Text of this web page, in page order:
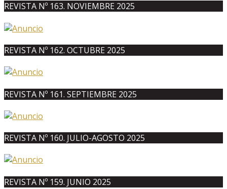
REVISTA Nº 163. NOVIEMBRE 2025
REVISTA Nº 162. OCTUBRE 2025
REVISTA Nº 161. SEPTIEMBRE 2025
REVISTA Nº 160. JULIO-AGOSTO 2025
REVISTA Nº 159. JUNIO 2025